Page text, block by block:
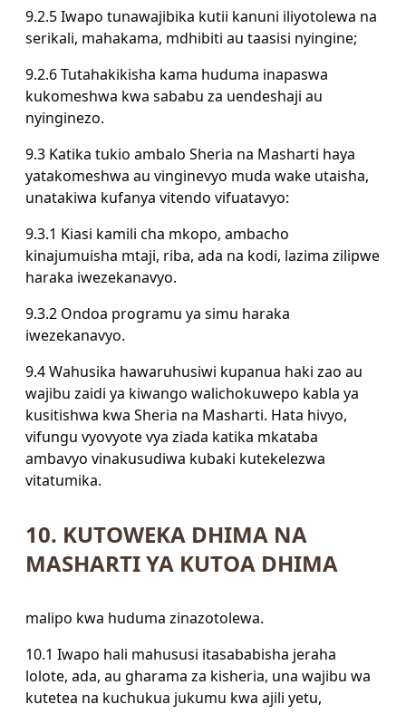
9.2.5 Iwapo tunawajibika kutii kanuni iliyotolewa na
serikali, mahakama, mdhibiti au taasisi nyingine;
9.2.6 Tutahakikisha kama huduma inapaswa
kukomeshwa kwa sababu za uendeshaji au
nyinginezo.
9.3 Katika tukio ambalo Sheria na Masharti haya
yatakomeshwa au vinginevyo muda wake utaisha,
unatakiwa kufanya vitendo vifuatavyo:
9.3.1 Kiasi kamili cha mkopo, ambacho
kinajumuisha mtaji, riba, ada na kodi, lazima zilipwe
haraka iwezekanavyo.
9.3.2 Ondoa programu ya simu haraka
iwezekanavyo.
9.4 Wahusika hawaruhusiwi kupanua haki zao au
wajibu zaidi ya kiwango walichokuwepo kabla ya
kusitishwa kwa Sheria na Masharti. Hata hivyo,
vifungu vyovyote vya ziada katika mkataba
ambavyo vinakusudiwa kubaki kutekelezwa
vitatumika.
10. KUTOWEKA DHIMA NA
MASHARTI YA KUTOA DHIMA
malipo kwa huduma zinazotolewa.
10.1 Iwapo hali mahususi itasababisha jeraha
lolote, ada, au gharama za kisheria, una wajibu wa
kutetea na kuchukua jukumu kwa ajili yetu,